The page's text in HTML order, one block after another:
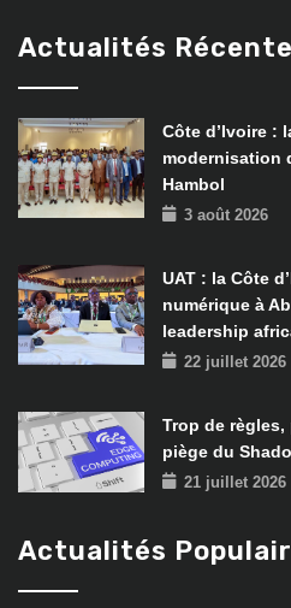
Actualités
Côte d’Ivoire :
modernisation
Hambol
3 août 2026
UAT : la Côte
numérique à
leadership
22 juillet 2026
Trop de règles,
piège du
21 juillet 2026
Actualités